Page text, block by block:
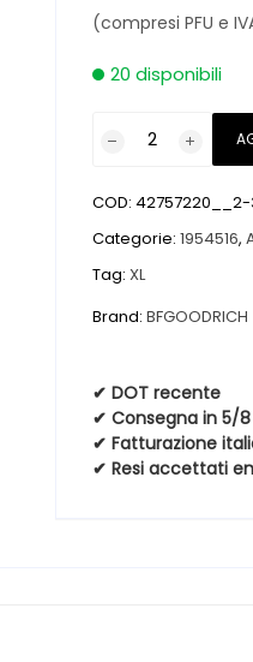
(compresi PFU e
20 disponibili
G-
FORCE
WINTER2
195
16
84H
Invernali
quantità
COD:
Categorie: 1954516,
Tag: XL
Brand: BFGOODRICH
✔ DOT recente
✔ Consegna in 5/
✔ Fatturazione
✔ Resi accettati